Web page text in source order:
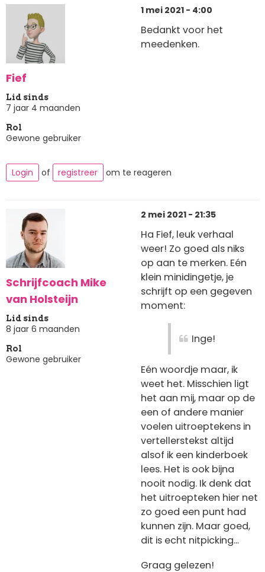
Fief
Lid sinds
7 jaar 4 maanden
Rol
Gewone gebruiker
1 mei 2021 - 4:00
Bedankt voor het
meedenken.
Login of registreer om te reageren
Schrijfcoach Mike
van Holsteijn
Lid sinds
8 jaar 6 maanden
Rol
Gewone gebruiker
2 mei 2021 - 21:35
Ha Fief, leuk verhaal
weer! Zo goed als niks
op aan te merken. Eén
klein minidingetje, je
schrijft op een gegeven
moment:
Inge!
Eén woordje maar, ik
weet het. Misschien ligt
het aan mij, maar op de
een of andere manier
voelen uitroeptekens in
vertellerstekst altijd
alsof ik een kinderboek
lees. Het is ook bijna
nooit nodig. Ik denk dat
het uitroepteken hier net
zo goed een punt had
kunnen zijn. Maar goed,
dit is echt nitpicking...
Graag gelezen!